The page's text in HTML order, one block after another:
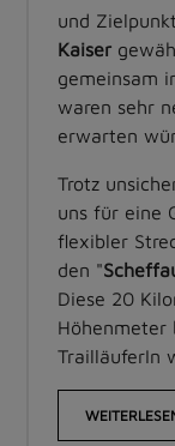
und
Kaiser
gemeinsam
waren sehr
erwarten
Trotz
uns für eine
flexibler
den "
Diese 20
Höhenmeter
TrailläuferIn